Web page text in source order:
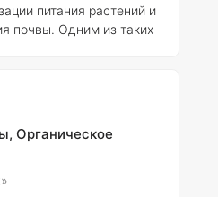
питания растений и
почвы. Одним из таких
которые
на рост и развитие
для
Органическое